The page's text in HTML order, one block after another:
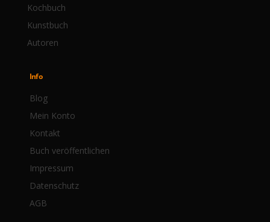
Kochbuch
Kunstbuch
Autoren
Info
Blog
Mein Konto
Kontakt
Buch veröffentlichen
Impressum
Datenschutz
AGB